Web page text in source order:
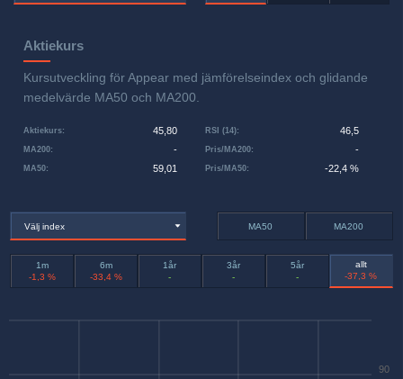
Aktiekurs
Kursutveckling för Appear med jämförelseindex och glidande
medelvärde MA50 och MA200.
Aktiekurs: 45,80
MA50: 59,01
MA200: - Pris/MA200: -
RSI (14): 46,5
Pris/MA50: -22,4 %
Välj index MA50 MA200
1m
-1,3 %
6m
-33,4 %
1år
-
3år
-
5år
-
allt
-37,3 %
90